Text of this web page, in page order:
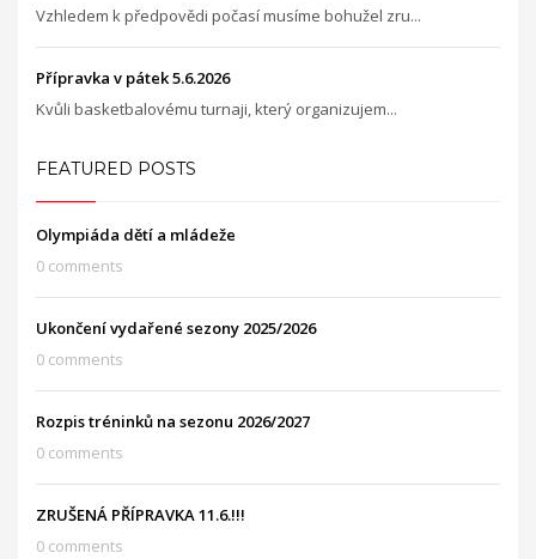
Vzhledem k předpovědi počasí musíme bohužel zru...
Přípravka v pátek 5.6.2026
Kvůli basketbalovému turnaji, který organizujem...
FEATURED POSTS
Olympiáda dětí a mládeže
0 comments
Ukončení vydařené sezony 2025/2026
0 comments
Rozpis tréninků na sezonu 2026/2027
0 comments
ZRUŠENÁ PŘÍPRAVKA 11.6.!!!
0 comments